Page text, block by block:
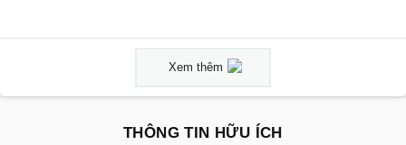
Xem thêm
THÔNG TIN HỮU ÍCH